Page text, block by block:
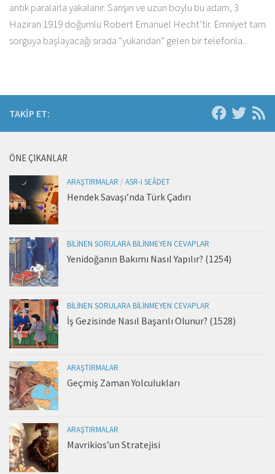
antik paralarla yakalanır. Sarışın ve uzun boylu bu adam, 3
Haziran 1919 doğumlu Robert Emanuel Hecht‘tir. Emniyet tam
sorguya başlayacağı sırada “yukarıdan” gelen bir telefonla...
TAKIP ET:
ÖNE ÇIKANLAR
ARAŞTIRMALAR / ASR-I SEÂDET
Hendek Savaşı’nda Türk Çadırı
BILINEN SORULARA BILINMEYEN CEVAPLAR
Yenidoğanın Bakımı Nasıl Yapılır? (1254)
BILINEN SORULARA BILINMEYEN CEVAPLAR
İş Gezisinde Nasıl Başarılı Olunur? (1528)
ARAŞTIRMALAR
Geçmiş Zaman Yolculukları
ARAŞTIRMALAR
Mavrikios’un Stratejisi